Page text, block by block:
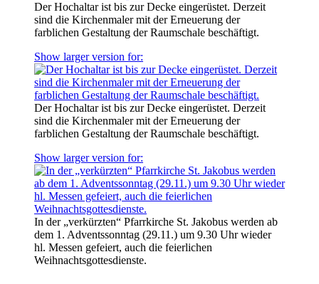
Der Hochaltar ist bis zur Decke eingerüstet. Derzeit
sind die Kirchenmaler mit der Erneuerung der
farblichen Gestaltung der Raumschale beschäftigt.
Show larger version for:
Der Hochaltar ist bis zur Decke eingerüstet. Derzeit
sind die Kirchenmaler mit der Erneuerung der
farblichen Gestaltung der Raumschale beschäftigt.
Show larger version for:
In der „verkürzten“ Pfarrkirche St. Jakobus werden ab
dem 1. Adventssonntag (29.11.) um 9.30 Uhr wieder
hl. Messen gefeiert, auch die feierlichen
Weihnachtsgottesdienste.